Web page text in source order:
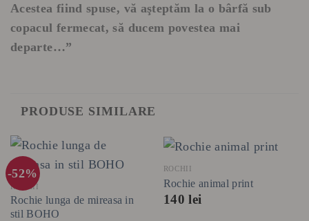
Acestea fiind spuse, vă aşteptăm la o bârfă sub
copacul fermecat, să ducem povestea mai
departe…”
PRODUSE SIMILARE
-52%
ROCHII
Rochie lunga de mireasa in
stil BOHO
ROCHII
Rochie animal print
140lei